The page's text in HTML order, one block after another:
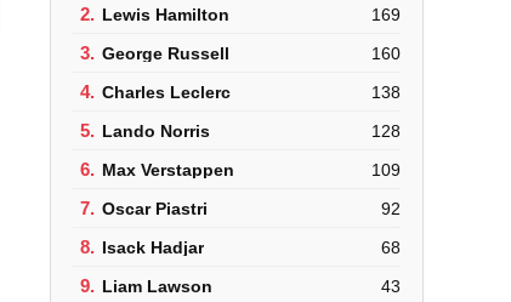
2. Lewis Hamilton 169
3. George Russell 160
4. Charles Leclerc 138
5. Lando Norris 128
6. Max Verstappen 109
7. Oscar Piastri 92
8. Isack Hadjar 68
9. Liam Lawson 43